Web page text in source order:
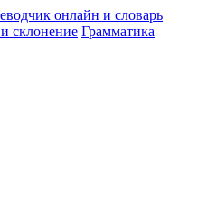
и склонение Грамматика